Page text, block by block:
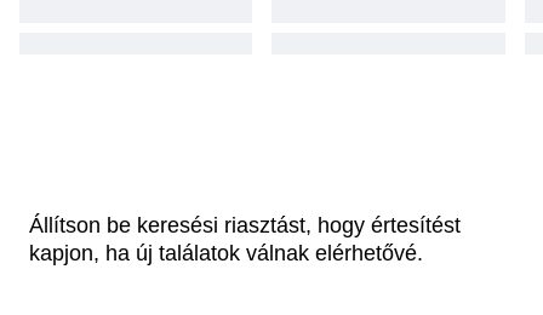
Állítson be keresési riasztást, hogy értesítést
kapjon, ha új találatok válnak elérhetővé.